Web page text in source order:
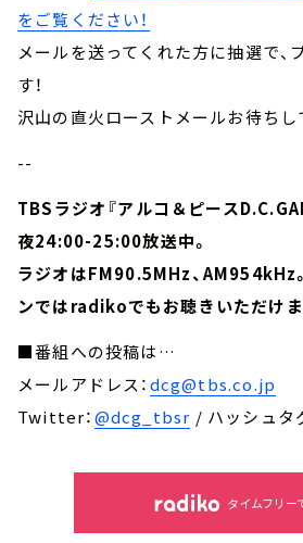
をご覧ください！
メールを送ってくれた方に抽選で、
す！
沢山の直火ローストメールお待ちし
--
TBSラジオ『アルコ＆ピース
夜24:00-25:00放送中。
ラジオはFM90.5MHz、AM954kHz
ンではradikoでもお聴きいただけま
■番組への投稿は…
メールアドレス：dcg@tbs.co.jp
Twitter：@dcg_tbsr / ハッシュタ
タイムフリー